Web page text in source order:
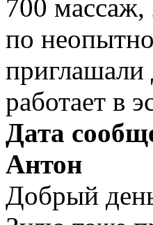
700 массаж,
по
приглашали
работает в
Дата
Антон
Добрый